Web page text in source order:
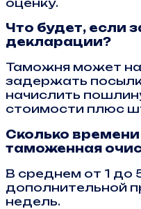
Что будет, если
декларации?
Таможня может
задержать
начислить
стоимости плюс
Сколько
таможенная
В среднем от 1 до
дополнительной
недель.